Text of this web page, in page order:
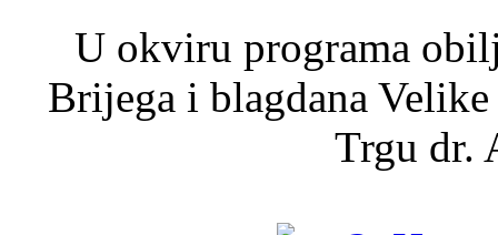
U okviru programa
Brijega i blagdana
Trgu dr.